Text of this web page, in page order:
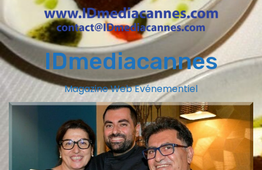
IDmediacannes
Magazine Web Evénementiel